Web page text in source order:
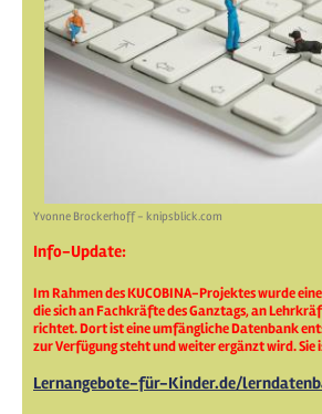
Yvonne Brockerhoff - knipsblick.com
Info-Update:
Im Rahmen des KUCOBINA-Projektes wurde
die sich an Fachkräfte des Ganztags, an
richtet. Dort ist eine umfängliche Datenbank
zur Verfügung steht und weiter ergänzt wird.
Lernangebote-für-Kinder.de/